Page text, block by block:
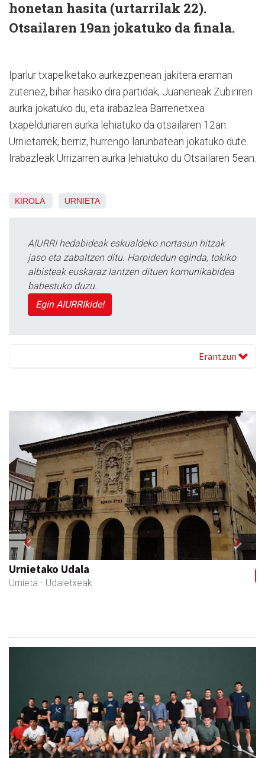
honetan hasita (urtarrilak 22).
Otsailaren 19an jokatuko da finala.
Iparlur txapelketako aurkezpenean jakitera eraman
zutenez, bihar hasiko dira partidak; Juaneneak Zubiriren
aurka jokatuko du, eta irabazlea Barrenetxea
txapeldunaren aurka lehiatuko da otsailaren 12an.
Urnietarrek, berriz, hurrengo larunbatean jokatuko dute.
Irabazleak Urrizarren aurka lehiatuko du Otsailaren 5ean.
KIROLA URNIETA
AIURRI hedabideak eskualdeko nortasun hitzak
jaso eta zabaltzen ditu. Harpidedun eginda, tokiko
albisteak euskaraz lantzen dituen komunikabidea
babestuko duzu.
Egin AIURRIkide!
Erantzun
Urnietako Udala
Urnieta - Udaletxeak
Previous Next